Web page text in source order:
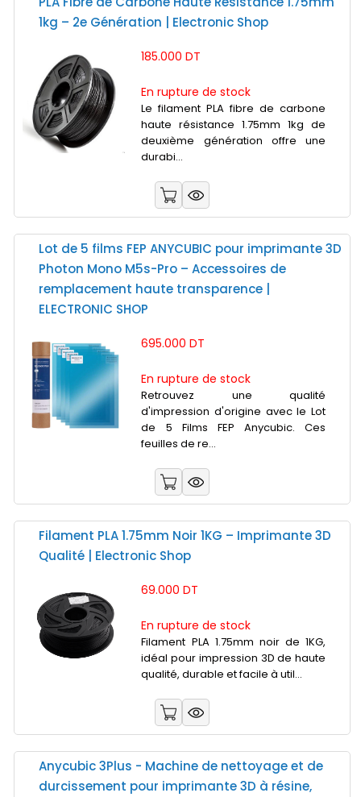
1kg – 2e Génération | Electronic Shop
185.000 DT
En rupture de stock
Le filament PLA fibre de carbone
haute résistance 1.75mm 1kg de
deuxième génération offre une
durabi...
Lot de 5 films FEP ANYCUBIC pour imprimante 3D
Photon Mono M5s-Pro – Accessoires de
remplacement haute transparence |
ELECTRONIC SHOP
695.000 DT
En rupture de stock
Retrouvez une qualité
d'impression d'origine avec le Lot
de 5 Films FEP Anycubic. Ces
feuilles de re...
Filament PLA 1.75mm Noir 1KG – Imprimante 3D
Qualité | Electronic Shop
69.000 DT
En rupture de stock
Filament PLA 1.75mm noir de 1KG,
idéal pour impression 3D de haute
qualité, durable et facile à util...
Anycubic 3Plus - Machine de nettoyage et de
durcissement pour imprimante 3D à résine,